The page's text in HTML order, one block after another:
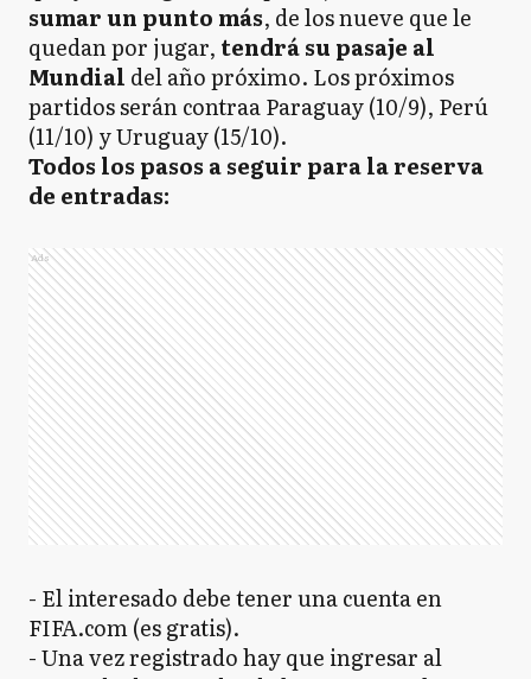
sumar un punto más, de los nueve que le
quedan por jugar, tendrá su pasaje al
Mundial del año próximo. Los próximos
partidos serán contraa Paraguay (10/9), Perú
(11/10) y Uruguay (15/10).
Todos los pasos a seguir para la reserva
de entradas:
Ads
- El interesado debe tener una cuenta en
FIFA.com (es gratis).
- Una vez registrado hay que ingresar al